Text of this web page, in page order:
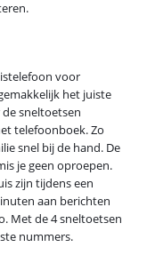
voor
het juiste
sneltoetsen
telefoonboek. Zo
snel bij de hand. De
je geen oproepen.
zijn tijdens een
aan berichten
Met de 4 sneltoetsen
nummers.